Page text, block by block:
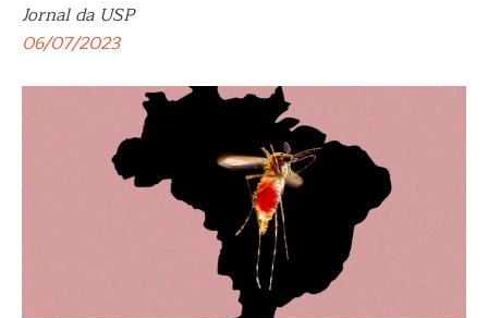
Jornal da USP
06/07/2023